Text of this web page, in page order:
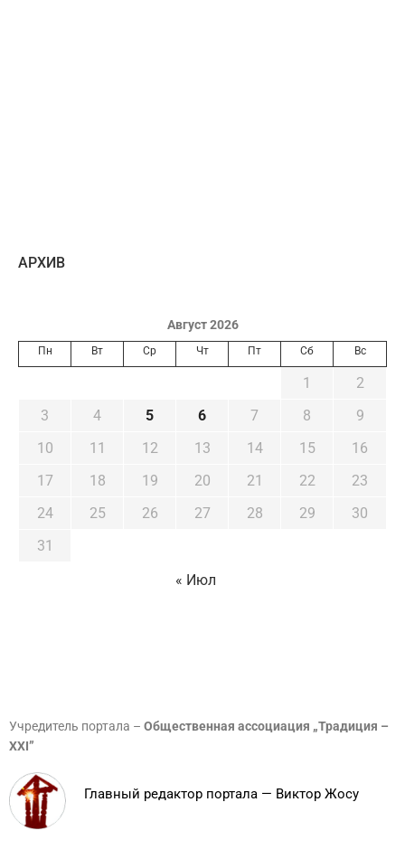
AРХИВ
Август 2026
Пн Вт Ср Чт Пт Сб Вс
1
2
3
4 5 6 7 8
9
10
11 12 13 14 15
16
17
18 19 20 21 22
23
24
25 26 27 28 29
30
31
« Июл
Учредитель портала – Общественная ассоциация „Традиция –
XXI”
Главный редактор портала — Виктор Жосу